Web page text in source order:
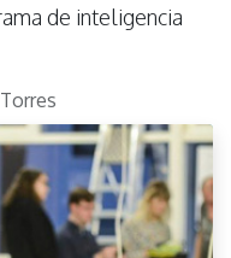
de inteligencia